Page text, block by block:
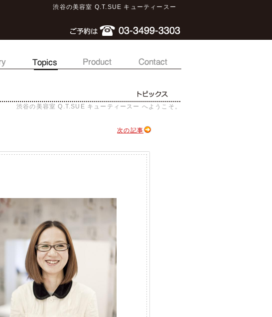
渋谷の美容室 Q.T.SUE キューティースー
渋谷の美容室 Q.T.SUE キューティースー へようこそ。
次の記事